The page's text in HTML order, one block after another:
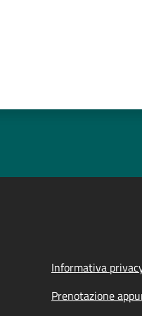
Informativa
Prenotazione